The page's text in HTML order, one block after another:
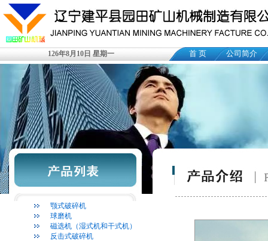
126年8月10日 星期一 首 页 公司简介
颚式破碎机
球磨机
磁选机（湿式机和干式机）
反击式破碎机